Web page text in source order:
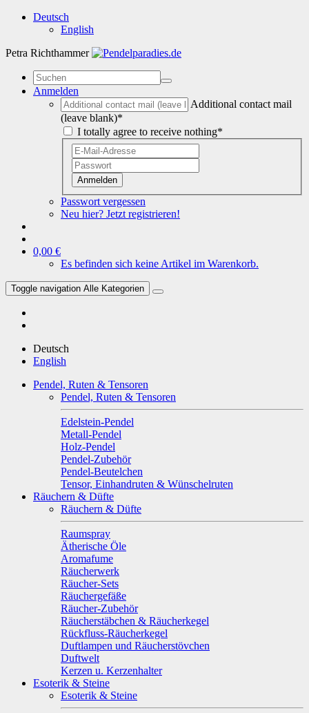
Deutsch
English
Petra Richthammer
Anmelden
Additional contact mail
(leave blank)*
I totally agree to receive nothing*
Anmelden
Passwort vergessen
Neu hier? Jetzt registrieren!
0,00 €
Es befinden sich keine Artikel im Warenkorb.
Toggle navigation Alle Kategorien
Deutsch
English
Pendel, Ruten & Tensoren
Pendel, Ruten & Tensoren
Edelstein-Pendel
Metall-Pendel
Holz-Pendel
Pendel-Zubehör
Pendel-Beutelchen
Tensor, Einhandruten & Wünschelruten
Räuchern & Düfte
Räuchern & Düfte
Raumspray
Ätherische Öle
Aromafume
Räucherwerk
Räucher-Sets
Räuchergefäße
Räucher-Zubehör
Räucherstäbchen & Räucherkegel
Rückfluss-Räucherkegel
Duftlampen und Räucherstövchen
Duftwelt
Kerzen u. Kerzenhalter
Esoterik & Steine
Esoterik & Steine